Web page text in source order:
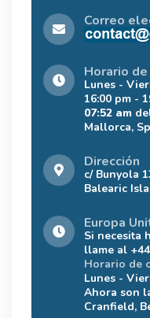
Correo
Horario
Lunes -
16:00 pm -
07:52 am
Mallorca,
Dirección
c/ Bunyola
Balearic
Europa
Si necesita
llame al
Horario de
Lunes -
Ahora son
Cranfield,